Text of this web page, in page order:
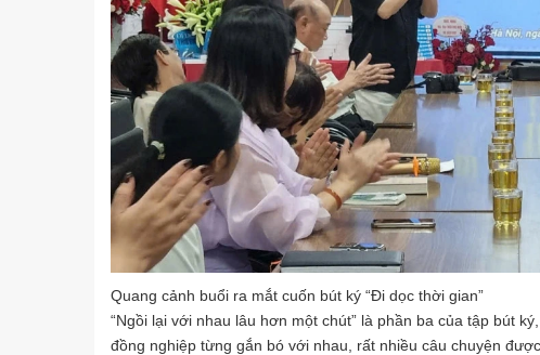
Quang cảnh buổi ra mắt cuốn bút ký “Đi dọc thời gian”
“Ngồi lại với nhau lâu hơn một chút” là phần ba của tập bút
đồng nghiệp từng gắn bó với nhau, rất nhiều câu chuyện